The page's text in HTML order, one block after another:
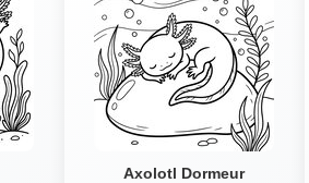
Axolotl Dormeur